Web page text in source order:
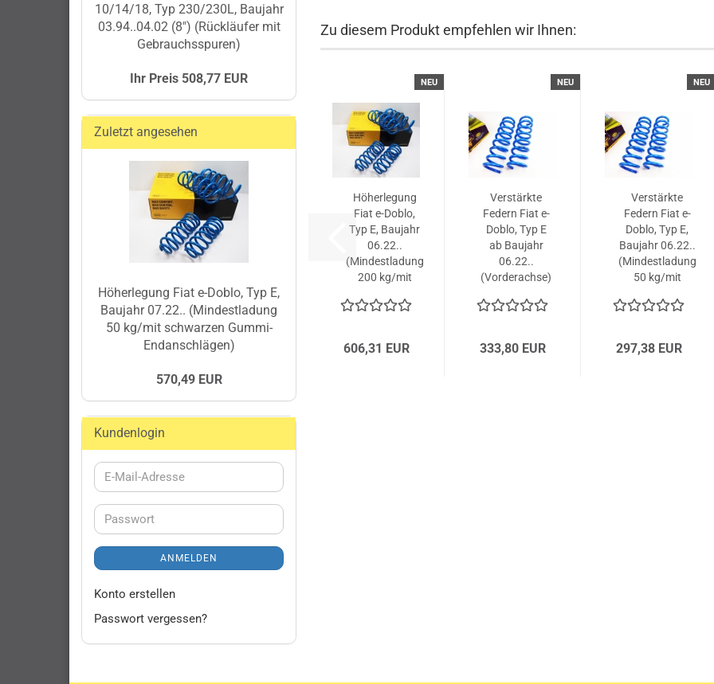
Zu diesem Produkt empfehlen wir Ihnen:
NEU
Höherlegung
Fiat e-Doblo,
Typ E, Baujahr
06.22..
(Mindestladung
200 kg/mit
Gummi-
606,31 EUR
NEU
Verstärkte
Federn Fiat e-
Doblo, Typ E
ab Baujahr
06.22..
(Vorderachse)
333,80 EUR
NEU
Verstärkte
Federn Fiat e-
Doblo, Typ E,
Baujahr 06.22..
(Mindestladung
50 kg/mit
Gummi-
297,38 EUR
10/14/18, Typ 230/230L, Baujahr
03.94..04.02 (8") (Rückläufer mit
Gebrauchsspuren)
Ihr Preis 508,77 EUR
Zuletzt angesehen
Höherlegung Fiat e-Doblo, Typ E,
Baujahr 07.22.. (Mindestladung
50 kg/mit schwarzen Gummi-
Endanschlägen)
570,49 EUR
Kundenlogin
E-
Mail-
Passwort
ANMELDEN
Konto erstellen
Passwort vergessen?